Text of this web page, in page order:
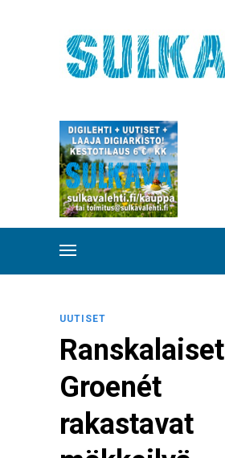
UUTISET
Ranskalaiset
Groenét
rakastavat